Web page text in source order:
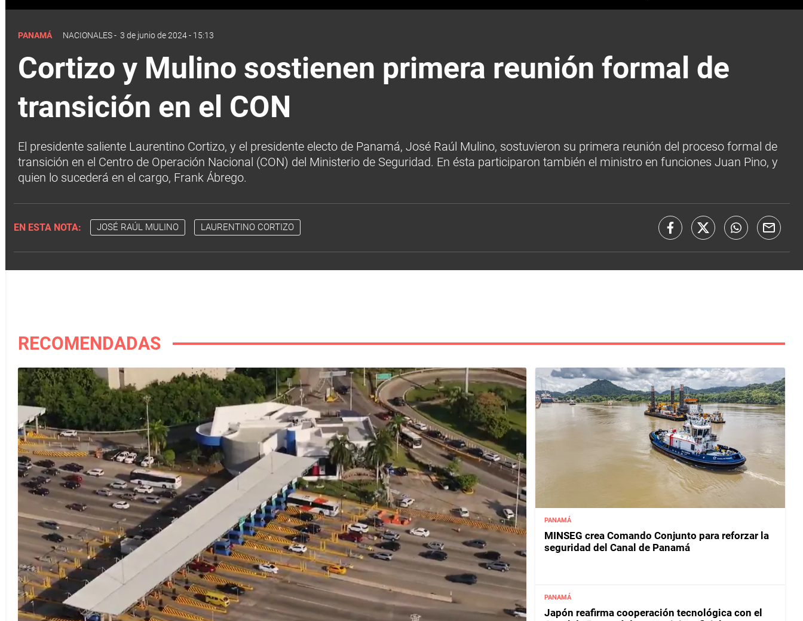
PANAMÁ NACIONALES- 3 de junio de 2024 - 15:13
Cortizo y Mulino sostienen primera reunión formal de
transición en el CON
El presidente saliente Laurentino Cortizo, y el presidente electo de Panamá, José Raúl Mulino, sostuvieron su primera reunión del proceso formal de
transición en el Centro de Operación Nacional (CON) del Ministerio de Seguridad. En ésta participaron también el ministro en funciones Juan Pino, y
quien lo sucederá en el cargo, Frank Ábrego.
EN ESTA NOTA: JOSÉ RAÚL MULINO LAURENTINO CORTIZO
RECOMENDADAS
PANAMÁ
MINSEG crea Comando Conjunto para reforzar la
seguridad del Canal de Panamá
PANAMÁ
Japón reafirma cooperación tecnológica con el